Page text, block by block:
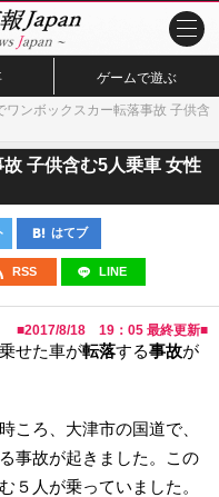
ゲームで遊ぶ
ワンボックスカー転落事故 子供含
子供含む5人乗車 女性
はてブ
RSS LINE
■2017/8/18 19：05 最終更新■
せた車が転落する事故が
ころ、大津市の国道で、
事故が起きました。この
５人が乗っていました。